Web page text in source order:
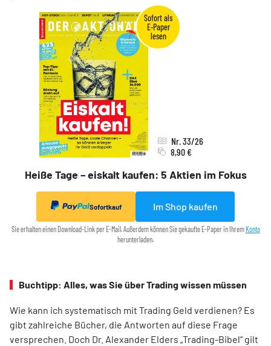
Heiße Tage – eiskalt kaufen: 5 Aktien im Fokus
Nr. 33/26
8,90 €
Sofortkauf Im Shop kaufen
Sie erhalten einen Download-Link per E-Mail. Außerdem können Sie gekaufte E-Paper in Ihrem Konto
herunterladen.
Buchtipp: Alles, was Sie über Trading wissen müssen
Wie kann ich systematisch mit Trading Geld verdienen? Es
gibt zahlreiche Bücher, die Antworten auf diese Frage
versprechen. Doch Dr. Alexander Elders „Trading-Bibel“ gilt